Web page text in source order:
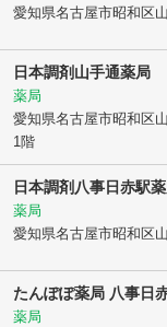
愛知県名古屋市昭和区
日本調剤山手通薬局
薬局
愛知県名古屋市昭和区
1階
日本調剤八事日赤駅
薬局
愛知県名古屋市昭和区
たんぽぽ薬局 八事日
薬局